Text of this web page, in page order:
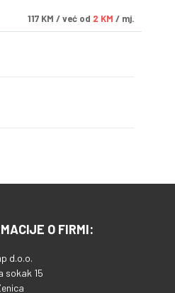
117 KM / već od 2 KM / mj.
O FIRMI:
d.o.o.
sokak 15